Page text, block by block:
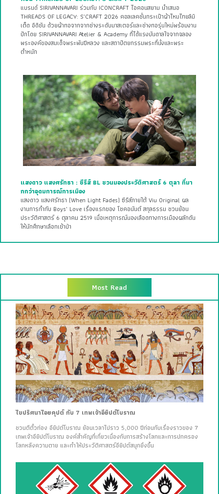
แบรนด์ SIRIVANNAVARI ร่วมกับ ICONCRAFT ไอคอนสยาม นำเสนอ
THREADS OF LEGACY: S’CRAFT 2026 คอลเลคชั่นกระเป๋าผ้าไหมไทยลิมิ
เต็ด อิดิชัน ด้วยผ้าทอจากจากช่างระดับมาสเตอร์และช่างทอรุ่นใหม่พร้อมงาน
ปักโดย SIRIVANNAVARI Atelier & Academy ที่ได้แรงบันดาลใจจากฉลอง
พระองค์ของสมเด็จพระพันปีหลวง และสถาปัตยกรรมพระที่นั่งและพระ
ตำหนัก
แสงดาว แสงศรัทธา : ซีรีส์ BL ชวนมองประวัติศาสตร์ 6 ตุลา ที่มา
กกว่าอุดมการณ์การเมือง
แสงดาว แสงศรัทธา (When Light Fades) ซีรีส์ภายใต้ Viu Original ผล
งานการกำกับ Boys’ Love เรื่องแรกของ โชคอนันต์ สกุลธรรม ชวนย้อน
ประวัติศาสตร์ 6 ตุลาคม 2519 เมื่อเหตุการณ์นองเลือดทางการเมืองผลักดัน
ให้นักศึกษาเลือกเข้าป่า
Most Read
ไขปริศนาไอยคุปต์ กับ 7 เทพเจ้าอียิปต์โบราณ
ชวนตีตั๋วท่อง อียิปต์โบราณ ย้อนเวลาไปราว 5,000 ปีก่อนกับเรื่องราวของ 7
เทพเจ้าอียิปต์โบราณ องค์สำคัญที่เกี่ยวเนื่องกับการสร้างโลกและการปกครอง
โลกหลังความตาย และทำให้ประวัติศาสตร์อียิปต์สนุกยิ่งขึ้น